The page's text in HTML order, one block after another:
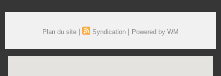
Plan du site | Syndication | Powered by WM